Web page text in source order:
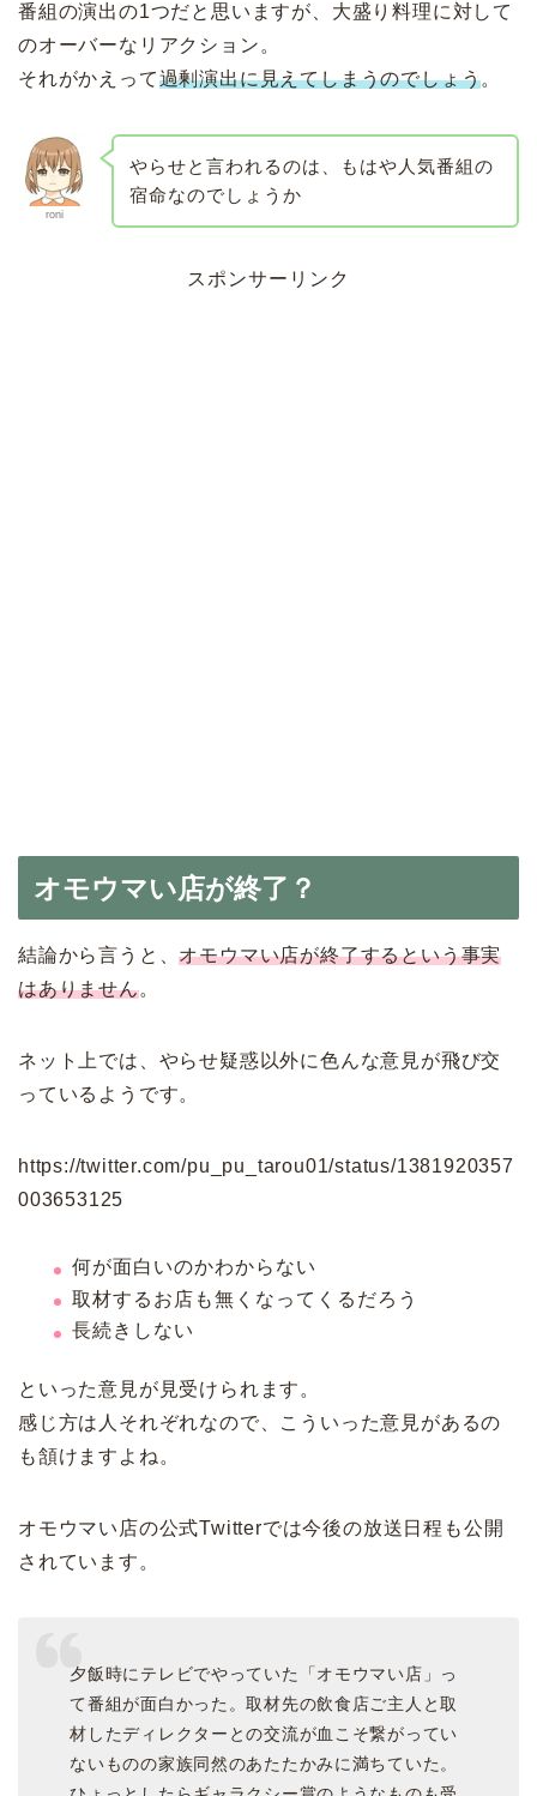
番組の演出の1つだと思いますが、大盛り料理に対して
のオーバーなリアクション。
それがかえって過剰演出に見えてしまうのでしょう。
roni
やらせと言われるのは、もはや人気番組の
宿命なのでしょうか
スポンサーリンク
オモウマい店が終了？
結論から言うと、オモウマい店が終了するという事実
はありません。
ネット上では、やらせ疑惑以外に色んな意見が飛び交
っているようです。
https://twitter.com/pu_pu_tarou01/status/1381920357
003653125
何が面白いのかわからない
取材するお店も無くなってくるだろう
長続きしない
といった意見が見受けられます。
感じ方は人それぞれなので、こういった意見があるの
も頷けますよね。
オモウマい店の公式Twitterでは今後の放送日程も公開
されています。
夕飯時にテレビでやっていた「オモウマい店」っ
て番組が面白かった。取材先の飲食店ご主人と取
材したディレクターとの交流が血こそ繋がってい
ないものの家族同然のあたたかみに満ちていた。